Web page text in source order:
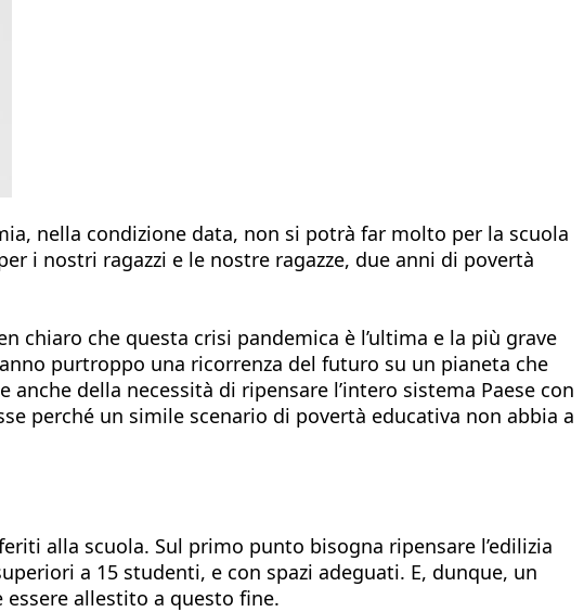
nella condizione data, non si potrà far molto per la scuola
i nostri ragazzi e le nostre ragazze, due anni di povertà
chiaro che questa crisi pandemica è l’ultima e la più grave
purtroppo una ricorrenza del futuro su un pianeta che
della necessità di ripensare l’intero sistema Paese con
perché un simile scenario di povertà educativa non abbia a
alla scuola. Sul primo punto bisogna ripensare l’edilizia
a 15 studenti, e con spazi adeguati. E, dunque, un
allestito a questo fine.